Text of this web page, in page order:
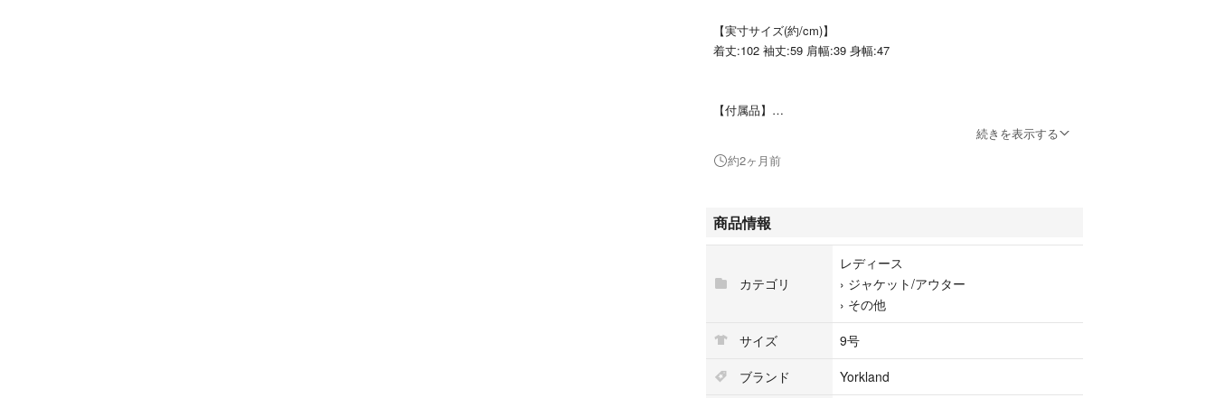
【実寸サイズ(約/cm)】
着丈:102 袖丈:59 肩幅:39 身幅:47
【付属品】
【商品詳細】
襟取り外し可 コットン混
ブラウン/ベージュ
※色名は弊社の判断基準となります。光の加減や反射、ご覧の機種や
ブラウザの影響により実際の色味と異なる場合がございます。
●スレ傷や汚れがある場合はその一部分のみ撮影を行っております。
画像に写っていない箇所にも同じようなスレ傷や汚れがある場合がご
ざいます。
続きを表示する
約2ヶ月前
商品情報
カテゴリ
レディース
› ジャケット/アウター
› その他
サイズ
9号
ブランド
Yorkland